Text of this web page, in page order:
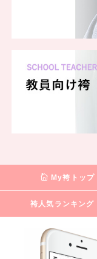
My袴トップ
袴人気ランキング